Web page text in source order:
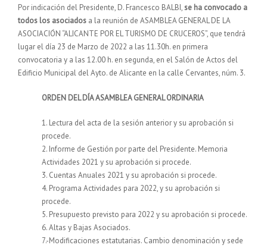
Por indicación del Presidente, D. Francesco BALBI,se ha convocado a
todos los asociados a la reunión de ASAMBLEA GENERAL DE LA
ASOCIACIÓN “ALICANTE POR EL TURISMO DE CRUCEROS”, que tendrá
lugar el día 23 de Marzo de 2022 a las 11.30h. en primera
convocatoria y a las 12.00 h. en segunda, en el Salón de Actos del
Edificio Municipal del Ayto. de Alicante en la calle Cervantes, núm. 3.
ORDEN DEL DÍA ASAMBLEA GENERAL ORDINARIA
1. Lectura del acta de la sesión anterior y su aprobación si
procede.
2. Informe de Gestión por parte del Presidente. Memoria
Actividades 2021 y su aprobación si procede.
3. Cuentas Anuales 2021 y su aprobación si procede.
4. Programa Actividades para 2022, y su aprobación si
procede.
5. Presupuesto previsto para 2022 y su aprobación si procede.
6. Altas y Bajas Asociados.
7.-Modificaciones estatutarias. Cambio denominación y sede